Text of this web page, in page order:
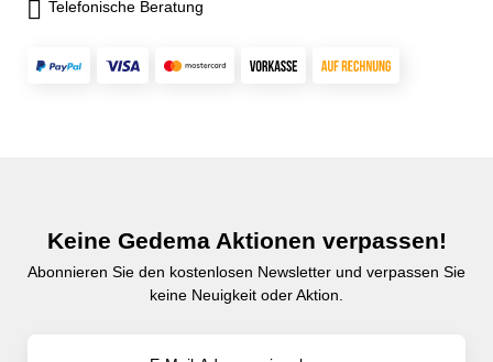
Telefonische Beratung
Keine Gedema Aktionen verpassen!
Abonnieren Sie den kostenlosen Newsletter und verpassen Sie
keine Neuigkeit oder Aktion.